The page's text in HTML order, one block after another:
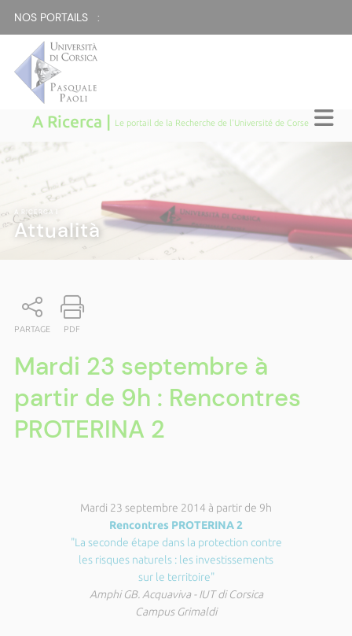
NOS PORTAILS :
A Ricerca | Le portail de la Recherche de l'Université de Corse
A RICERCA
Attualità
PARTAGE PDF
Mardi 23 septembre à
partir de 9h : Rencontres
PROTERINA 2
Mardi 23 septembre 2014 à partir de 9h
Rencontres PROTERINA 2
"La seconde étape dans la protection contre
les risques naturels : les investissements
sur le territoire"
Amphi GB. Acquaviva - IUT di Corsica
Campus Grimaldi